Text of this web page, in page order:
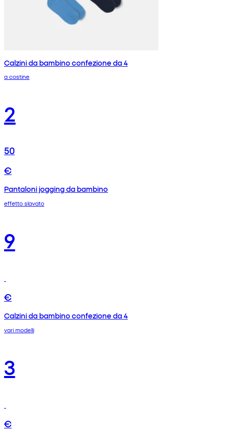
Calzini da bambino confezione da 4
a costine
2
50
€
Pantaloni jogging da bambino
effetto slavato
9
€
Calzini da bambino confezione da 4
vari modelli
3
€